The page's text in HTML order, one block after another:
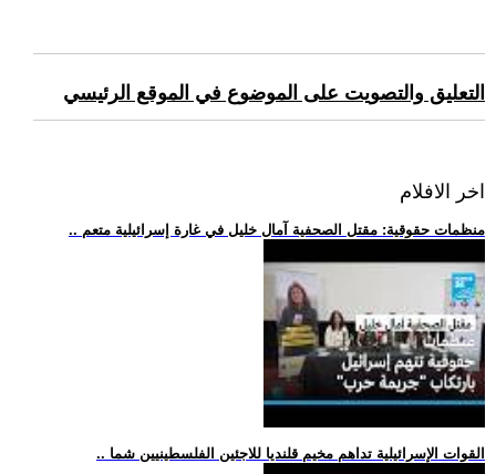
التعليق والتصويت على الموضوع في الموقع الرئيسي
اخر الافلام
.. منظمات حقوقية: مقتل الصحفية آمال خليل في غارة إسرائيلية متعم
.. القوات الإسرائيلية تداهم مخيم قلنديا للاجئين الفلسطينيين شما